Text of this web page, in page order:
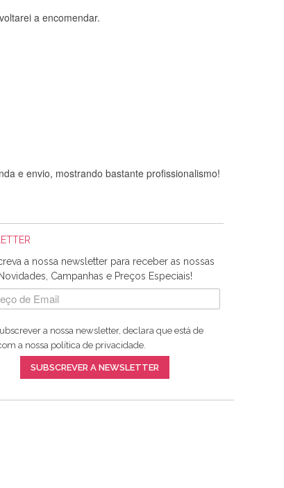
a encomendar.
e envio, mostrando bastante profissionalismo!
Relativamente à bolsa, tem um tecido com um
a um preço muito justo. A expedição da
a nossa newsletter para receber as nossas
Novidades, Campanhas e Preços Especiais!
a nossa newsletter, declara que está de
a nossa política de privacidade.
SUBSCREVER A NEWSLETTER